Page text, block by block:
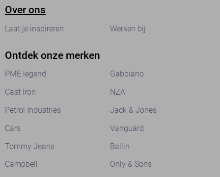
Over ons
Laat je inspireren Werken bij
Ontdek onze merken
PME legend
Gabbiano
Cast Iron
NZA
Petrol Industries
Jack & Jones
Cars
Vanguard
Tommy Jeans
Ballin
Campbell
Only & Sons